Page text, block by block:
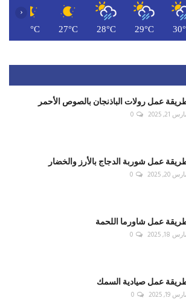
29°C
28°C
27°C
27°C
‹
عمل رولات الباذنجان بالصوص الأحمر
21, 2025
0
عمل شوربة الدجاج بالأرز والخضار
20, 2025
0
عمل شاورما اللحمة
18, 2025
0
عمل صيادية السمك
19, 2025
0